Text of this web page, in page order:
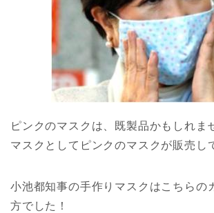
ピンクのマスクは、既製品かもしれま
マスクとしてピンクのマスクが販売し
小池都知事の手作りマスクはこちらの
方でした！